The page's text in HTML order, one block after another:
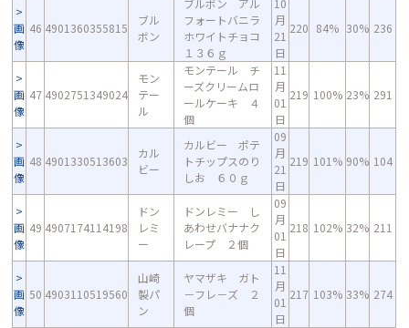
画
像
46 4901360355815
ブル
ボン
ブルボン アル
フォートバニラ
ホワイトチョコ
１３６ｇ
10
月
21
日
220 84% 30% 236
画
像
47 4902751349024
モン
テー
ル
モンテール チ
ーズクリームロ
ールケーキ ４
個
11
月
01
日
219 100% 23% 291
画
像
48 4901330513603
カル
ビー
カルビー ポテ
トチップスのり
しお ６０ｇ
09
月
21
日
219 101% 90% 104
画
像
49 4907174114198
ドン
レミ
ー
ドンレミー し
あわせバナナク
レープ ２個
09
月
01
日
218 102% 32% 211
画
像
50 4903110519560
山崎
製パ
ン
ヤマザキ ガト
－フレ－ズ ２
個
11
月
01
日
217 103% 33% 274